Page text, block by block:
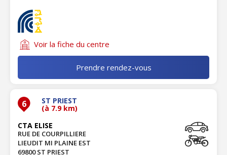
Voir la fiche du centre
Prendre rendez-vous
6 ST PRIEST
(à 7.9 km)
CTA ELISE
RUE DE COURPILLIERE
LIEUDIT MI PLAINE EST
69800 ST PRIEST